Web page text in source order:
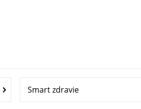
Smart zdravie